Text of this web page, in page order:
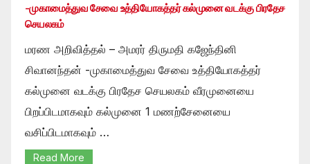
-முகாமைத்துவ சேவை உத்தியோகத்தர் கல்முனை வடக்கு பிரதேச
செயலகம்
மரண அறிவித்தல் – அமரர் திருமதி கஜேந்தினி
சிவானந்தன் -முகாமைத்துவ சேவை உத்தியோகத்தர்
கல்முனை வடக்கு பிரதேச செயலகம் வீரமுனையை
பிறப்பிடமாகவும் கல்முனை 1 மணற்சேனையை
வசிப்பிடமாகவும் …
Read More